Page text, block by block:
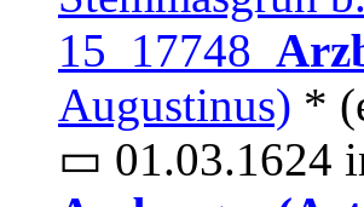
15 17748
Augustinus) *
▭ 01.03.1624